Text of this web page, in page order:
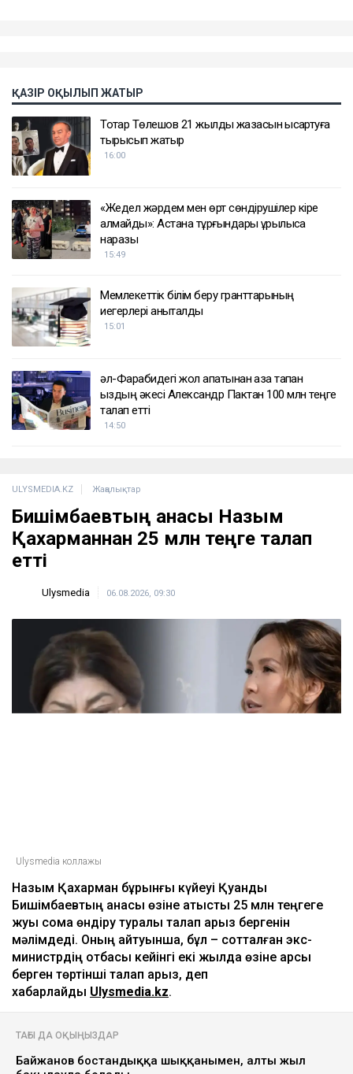
ҚАЗІР ОҚЫЛЫП ЖАТЫР
«Жедел жәрдем мен өрт сөндірушілер кіре
алмайды»: Астана тұрғындары құрылысқа
15:01
әл-Фарабидегі жол апатынан қаза тапқан
қыздың әкесі Александр Пактан 100 млн теңге
Қахарманнан 25 млн теңге талап
Ulysmedia 06.08.2026, 09:30